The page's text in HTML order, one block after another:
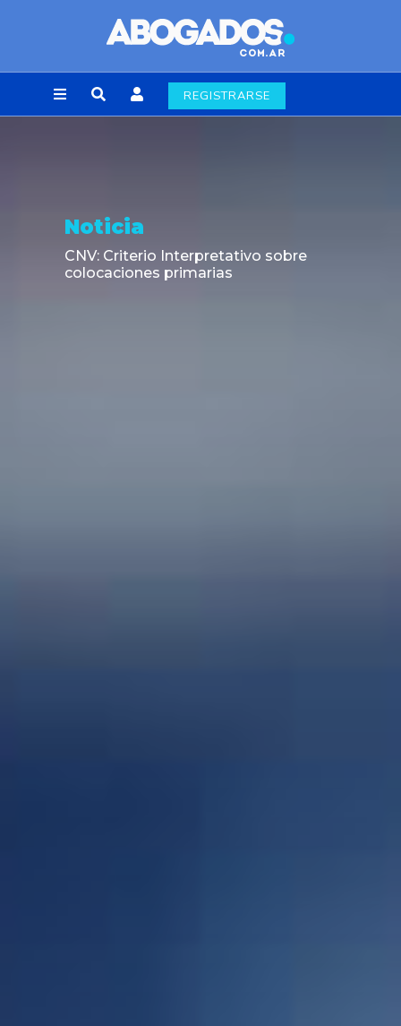
REGISTRARSE
Noticia
CNV: Criterio Interpretativo sobre
colocaciones primarias